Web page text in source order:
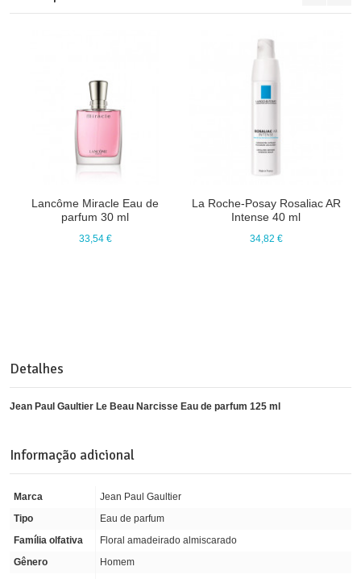
Lancôme Miracle Eau de
parfum 30 ml
33,54 €
La Roche-Posay Rosaliac AR
Intense 40 ml
34,82 €
Detalhes
Jean Paul Gaultier Le Beau Narcisse Eau de parfum 125 ml
Informação adicional
Marca
Jean Paul Gaultier
Tipo
Eau de parfum
Família olfativa
Floral amadeirado almiscarado
Gênero
Homem